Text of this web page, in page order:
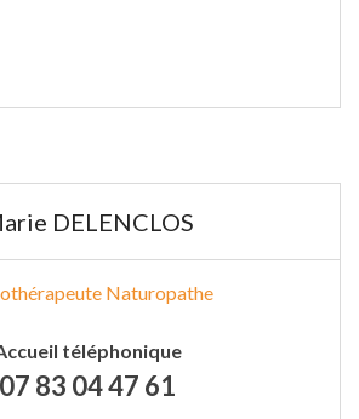
DELENCLOS
Naturopathe
téléphonique
07 83 04 47 61